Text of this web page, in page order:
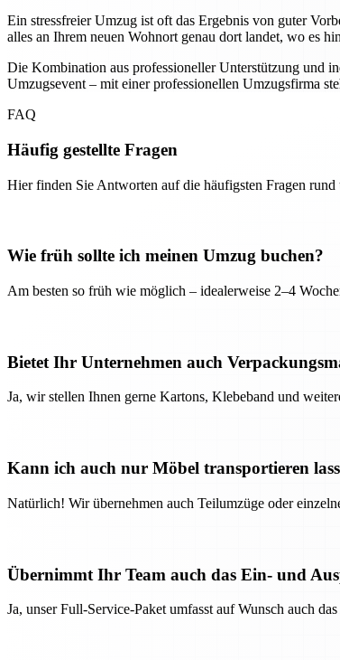
Ein stressfreier Umzug ist oft das Ergebnis von guter
alles an Ihrem neuen Wohnort genau dort landet, wo es
Die Kombination aus professioneller Unterstützung und
Umzugsevent – mit einer professionellen Umzugsfirma
FAQ
Häufig gestellte Fragen
Hier finden Sie Antworten auf die häufigsten Fragen
Wie früh sollte ich meinen Umzug buchen?
Am besten so früh wie möglich – idealerweise 2–4
Bietet Ihr Unternehmen auch
Ja, wir stellen Ihnen gerne Kartons, Klebeband und
Kann ich auch nur Möbel transportieren
Natürlich! Wir übernehmen auch Teilumzüge oder
Übernimmt Ihr Team auch das Ein- und
Ja, unser Full-Service-Paket umfasst auf Wunsch auch